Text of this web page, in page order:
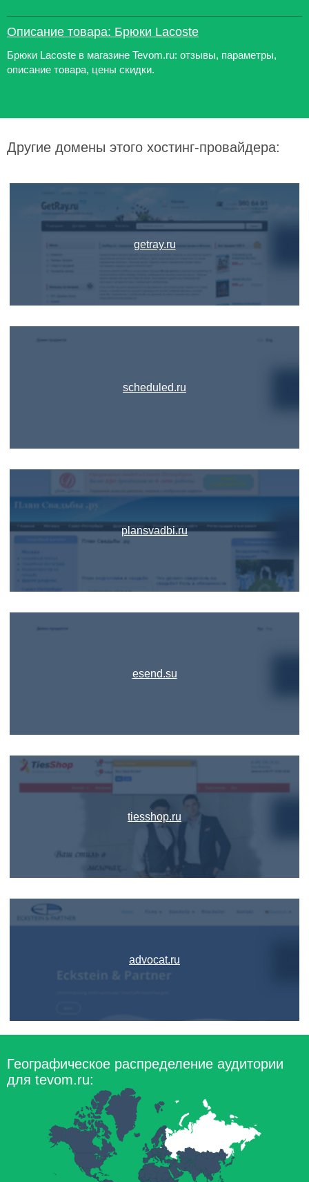
Описание товара: Брюки Lacoste
Брюки Lacoste в магазине Tevom.ru: отзывы, параметры,
описание товара, цены скидки.
Другие домены этого хостинг-провайдера:
getray.ru
scheduled.ru
plansvadbi.ru
esend.su
tiesshop.ru
advocat.ru
Географическое распределение аудитории
для tevom.ru: